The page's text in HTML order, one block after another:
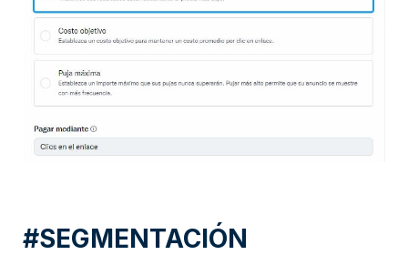
#SEGMENTACIÓN